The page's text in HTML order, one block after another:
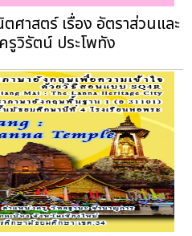
าสตร์ เรื่อง อัตราส่วนและ
รูวิรัตน์ ประโพทัง